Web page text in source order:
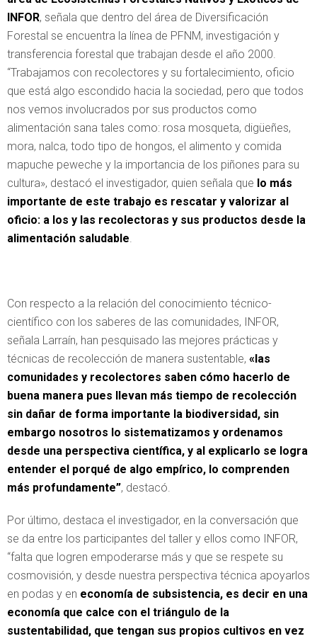
INFOR, señala que dentro del área de Diversificación
Forestal se encuentra la línea de PFNM, investigación y
transferencia forestal que trabajan desde el año 2000.
“Trabajamos con recolectores y su fortalecimiento, oficio
que está algo escondido hacia la sociedad, pero que todos
nos vemos involucrados por sus productos como
alimentación sana tales como: rosa mosqueta, digüeñes,
mora, nalca, todo tipo de hongos, el alimento y comida
mapuche peweche y la importancia de los piñones para su
cultura», destacó el investigador, quien señala que lo más
importante de este trabajo es rescatar y valorizar al
oficio: a los y las recolectoras y sus productos desde la
alimentación saludable
Con respecto a la relación del conocimiento técnico-
científico con los saberes de las comunidades, INFOR,
señala Larraín, han pesquisado las mejores prácticas y
técnicas de recolección de manera sustentable, «las
comunidades y recolectores saben cómo hacerlo de
buena manera pues llevan más tiempo de recolección
sin dañar de forma importante la biodiversidad, sin
embargo nosotros lo sistematizamos y ordenamos
desde una perspectiva científica, y al explicarlo se logra
entender el porqué de algo empírico, lo comprenden
más profundamente”, destacó.
Por último, destaca el investigador, en la conversación que
se da entre los participantes del taller y ellos como INFOR,
“falta que logren empoderarse más y que se respete su
cosmovisión, y desde nuestra perspectiva técnica apoyarlos
en podas y en economía de subsistencia, es decir en una
economía que calce con el triángulo de la
sustentabilidad, que tengan sus propios cultivos en vez